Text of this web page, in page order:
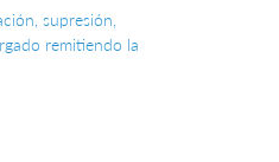
supresión,
remitiendo la